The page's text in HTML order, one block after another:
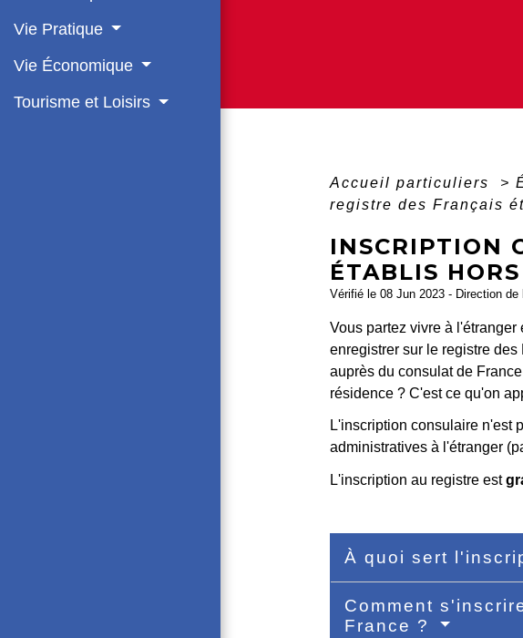
Vie Pratique
Vie Économique
Tourisme et Loisirs
Accueil particuliers >
registre des Français
INSCRIPTION
ÉTABLIS
Vérifié le 08 Jun 2023 - Direction
Vous partez vivre à
enregistrer sur le registre
auprès du consulat de
résidence ? C'est ce qu'on
L'inscription consulaire n'est
administratives à l'étranger
L'inscription au registre est
À quoi sert
Comment
France ?